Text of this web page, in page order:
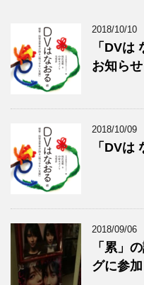
2018/10/10
「DVは
お知らせ
2018/10/09
「DVは
2018/09/06
「累」
グに参